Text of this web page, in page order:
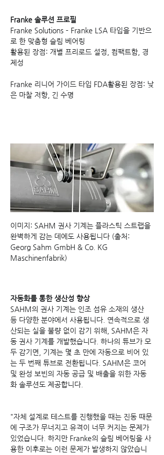
Franke 솔루션 프로필
Franke Solutions – Franke LSA 타입을 기반으
로 한 맞춤형 슬림 베어링
활용된 장점: 개별 프리로드 설정, 컴팩트함, 경
제성
Franke 리니어 가이드 타입 FDA활용된 장점: 낮
은 마찰 저항, 긴 수명
이미지: SAHM 권사 기계는 플라스틱 스트랩을
완벽하게 감는 데에도 사용됩니다 (출처:
Georg Sahm GmbH & Co. KG
Maschinenfabrik)
자동화를 통한 생산성 향상
SAHM의 권사 기계는 인조 섬유 소재의 생산
등 다양한 분야에서 사용됩니다. 연속적으로 생
산되는 실을 불량 없이 감기 위해, SAHM은 자
동 권사 기계를 개발했습니다. 하나의 튜브가 모
두 감기면, 기계는 몇 초 만에 자동으로 비어 있
는 두 번째 튜브로 전환됩니다. SAHM은 코어
및 완성 보빈의 자동 공급 및 배출을 위한 자동
화 솔루션도 제공합니다.
"자체 설계로 테스트를 진행했을 때는 진동 때문
에 구조가 무너지고 유격이 너무 커지는 문제가
있었습니다. 하지만 Franke의 슬림 베어링을 사
용한 이후로는 이런 문제가 발생하지 않았습니